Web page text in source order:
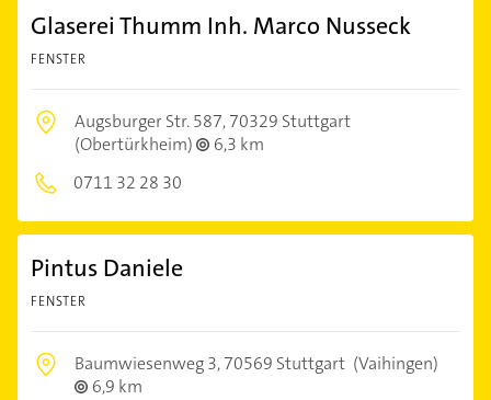
Glaserei Thumm Inh. Marco Nusseck
FENSTER
Augsburger Str. 587,70329 Stuttgart
(Obertürkheim)
6,3 km
0711 32 28 30
Pintus Daniele
FENSTER
Baumwiesenweg 3,70569 Stuttgart (Vaihingen)
6,9 km